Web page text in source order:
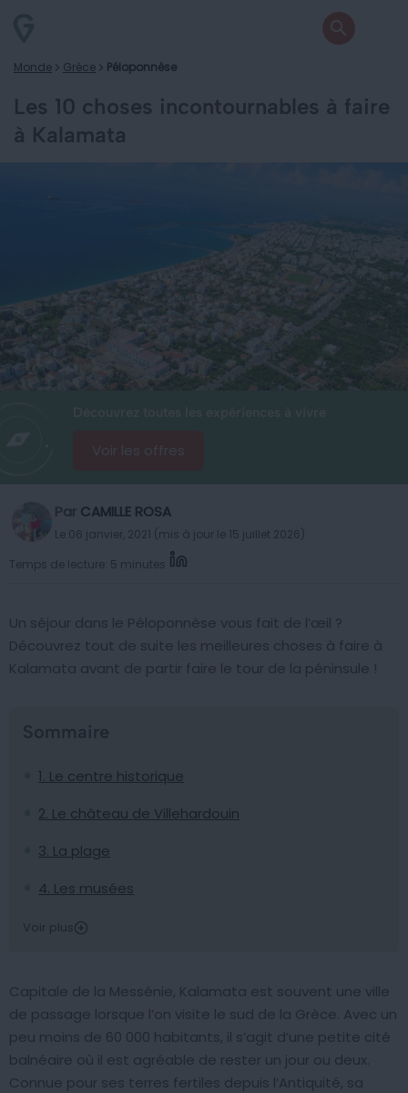
Monde Grèce Péloponnèse
Les 10 choses incontournables à faire
à Kalamata
Voir les offres
Par CAMILLE ROSA
Le 06 janvier, 2021 (mis à jour le 15 juillet 2026)
Temps de lecture: 5 minutes
Un séjour dans le Péloponnèse vous fait de l’œil ?
Découvrez tout de suite les meilleures choses à faire à
Kalamata avant de partir faire le tour de la péninsule !
1. Le centre historique
2. Le château de Villehardouin
3. La plage
4. Les musées
Voir plus
Capitale de la Messénie, Kalamata est souvent une ville
de passage lorsque l’on visite le sud de la Grèce. Avec un
peu moins de 60 000 habitants, il s’agit d’une petite cité
balnéaire où il est agréable de rester un jour ou deux.
Connue pour ses terres fertiles depuis l’Antiquité, sa